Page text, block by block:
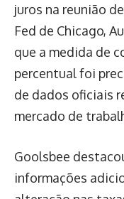
juros na reunião
Fed de Chicago,
que a medida de
percentual foi
de dados oficiais
mercado de
Goolsbee
informações